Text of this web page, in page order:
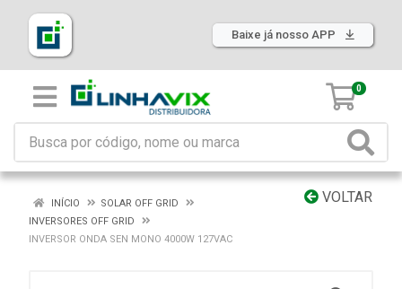
Baixe já nosso APP
0
VOLTAR
INÍCIO
SOLAR OFF GRID
INVERSORES OFF GRID
INVERSOR ONDA SEN MONO 4000W 127VAC